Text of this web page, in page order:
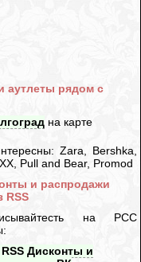
аутлеты рядом с
на карте
Zara, Bershka,
Pull and Bear, Promod
и распродажи
RSS
на РСС
RSS Дисконты и